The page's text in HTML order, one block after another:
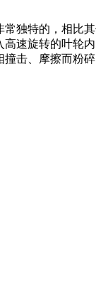
独特的，相
速旋转的叶
击、摩擦而